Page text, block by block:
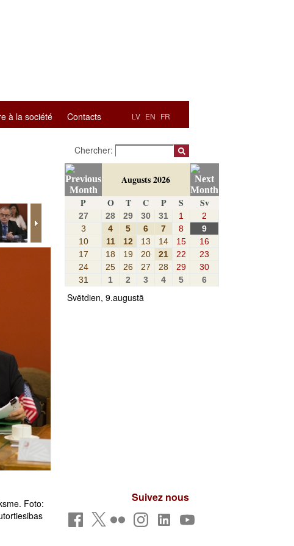
LV EN FR
à la société Contacts
Foto:
Chercher:
Augusts 2026
P
O T C P S Sv
27 28 29 30 31 1
2
3
4 5 6 7 8
9
10
11 12 13 14 15
16
17
18 19 20 21 22
23
24
25 26 27 28 29
30
31
1 2 3 4 5 6
Svētdien, 9.augustā
Suivez nous